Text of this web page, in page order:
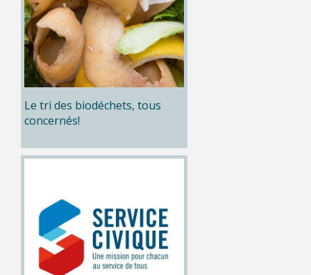
Le tri des biodéchets, tous
concernés!